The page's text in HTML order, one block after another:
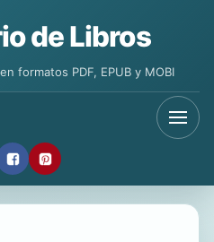
de Libros
formatos PDF, EPUB y MOBI